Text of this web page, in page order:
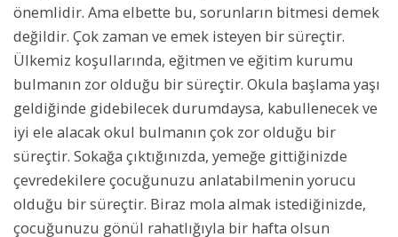
önemlidir. Ama elbette bu, sorunların bitmesi demek
değildir. Çok zaman ve emek isteyen bir süreçtir.
Ülkemiz koşullarında, eğitmen ve eğitim kurumu
bulmanın zor olduğu bir süreçtir. Okula başlama yaşı
geldiğinde gidebilecek durumdaysa, kabullenecek ve
iyi ele alacak okul bulmanın çok zor olduğu bir
süreçtir. Sokağa çıktığınızda, yemeğe gittiğinizde
çevredekilere çocuğunuzu anlatabilmenin yorucu
olduğu bir süreçtir. Biraz mola almak istediğinizde,
çocuğunuzu gönül rahatlığıyla bir hafta olsun